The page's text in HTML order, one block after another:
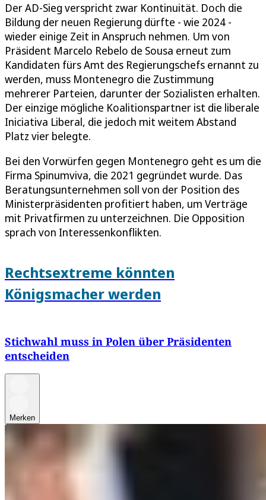
Der AD-Sieg verspricht zwar Kontinuität. Doch die
Bildung der neuen Regierung dürfte - wie 2024 -
wieder einige Zeit in Anspruch nehmen. Um von
Präsident Marcelo Rebelo de Sousa erneut zum
Kandidaten fürs Amt des Regierungschefs ernannt zu
werden, muss Montenegro die Zustimmung
mehrerer Parteien, darunter der Sozialisten erhalten.
Der einzige mögliche Koalitionspartner ist die liberale
Iniciativa Liberal, die jedoch mit weitem Abstand
Platz vier belegte.
Bei den Vorwürfen gegen Montenegro geht es um die
Firma Spinumviva, die 2021 gegründet wurde. Das
Beratungsunternehmen soll von der Position des
Ministerpräsidenten profitiert haben, um Verträge
mit Privatfirmen zu unterzeichnen. Die Opposition
sprach von Interessenkonflikten.
Rechtsextreme könnten
Königsmacher werden
Stichwahl muss in Polen über Präsidenten
entscheiden
Merken